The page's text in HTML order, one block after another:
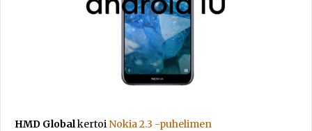
HMD Globalkertoi Nokia 2.3 -puhelimen